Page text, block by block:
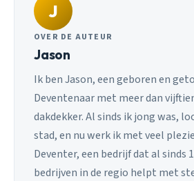
J
OVER DE AUTEUR
Jason
Ik ben Jason, een geboren en
Deventenaar met meer dan
dakdekker. Al sinds ik jong was,
stad, en nu werk ik met veel
Deventer, een bedrijf dat al sinds
bedrijven in de regio helpt met